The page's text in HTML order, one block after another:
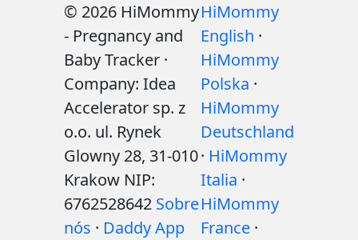
© 2026 HiMommy
- Pregnancy and
Baby Tracker ·
Company: Idea
Accelerator sp. z
o.o. ul. Rynek
Glowny 28, 31-010
Krakow NIP:
6762528642 Sobre
nós · Daddy App
HiMommy
English ·
HiMommy
Polska ·
HiMommy
Deutschland
· HiMommy
Italia ·
HiMommy
France ·